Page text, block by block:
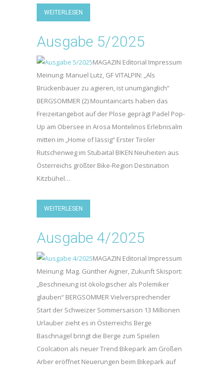
WEITERLESEN
Ausgabe 5/2025
MAGAZIN Editorial Impressum
Meinung: Manuel Lutz, GF VITALPIN: „Als
Brückenbauer zu agieren, ist unumgänglich“
BERGSOMMER (2) Mountaincarts haben das
Freizeitangebot auf der Plose geprägt Padel Pop-
Up am Obersee in Arosa Montelinos Erlebnisalm
mitten im „Home of lässig“ Erster Tiroler
Rutschenweg im Stubaital BIKEN Neuheiten aus
Österreichs größter Bike-Region Destination
Kitzbühel…
WEITERLESEN
Ausgabe 4/2025
MAGAZIN Editorial Impressum
Meinung: Mag. Günther Aigner, Zukunft Skisport:
„Beschneiung ist ökologischer als Polemiker
glauben“ BERGSOMMER Vielversprechender
Start der Schweizer Sommersaison 13 Millionen
Urlauber zieht es in Österreichs Berge
Baschnagel bringt die Berge zum Spielen
Coolcation als neuer Trend Bikepark am Großen
Arber eröffnet Neuerungen beim Bikepark auf